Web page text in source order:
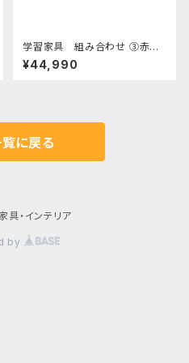
学習家具 組み合わせ ③赤松
袖ラック
¥44,990
に戻る
・インテリア
by